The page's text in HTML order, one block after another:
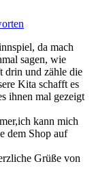
da mach
sagen, wie
drin und zähle die
Kita schafft es
ihnen mal gezeigt
kann mich
dem Shop auf
Grüße von